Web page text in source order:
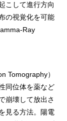
こして進行方向
の視覚化を可能
Ray
Tomography）
同位体を薬など
崩壊して放出さ
見る方法。陽電